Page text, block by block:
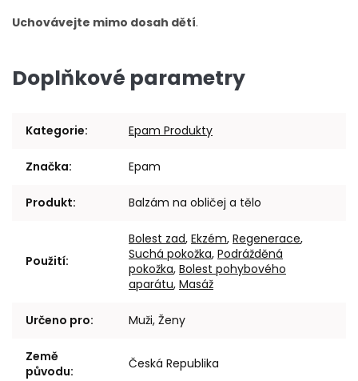
Uchovávejte mimo dosah dětí.
Doplňkové parametry
Kategorie: Epam Produkty
Značka: Epam
Produkt: Balzám na obličej a tělo
Použití:
Bolest zad, Ekzém, Regenerace,
Suchá pokožka, Podrážděná
pokožka, Bolest pohybového
aparátu, Masáž
Určeno pro: Muži, Ženy
Země
původu: Česká Republika